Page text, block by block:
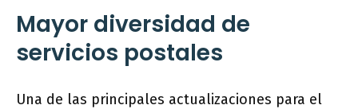
Mayor diversidad de
servicios postales
Una de las principales actualizaciones para el